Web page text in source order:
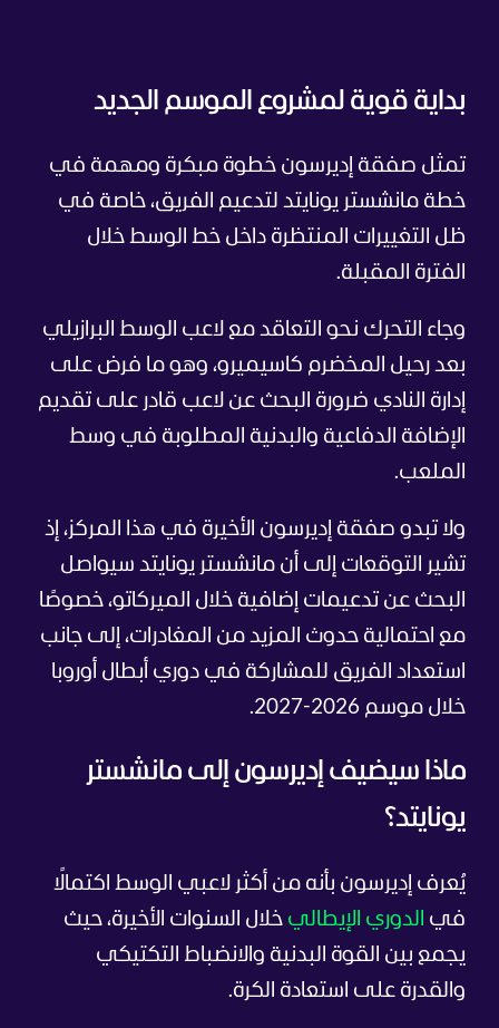
بداية قوية لمشروع الموسم الجديد
تمثل صفقة إديرسون خطوة مبكرة ومهمة في
خطة مانشستر يونايتد لتدعيم الفريق، خاصة في
ظل التغييرات المنتظرة داخل خط الوسط خلال
الفترة المقبلة.
وجاء التحرك نحو التعاقد مع لاعب الوسط البرازيلي
بعد رحيل المخضرم كاسيميرو، وهو ما فرض على
إدارة النادي ضرورة البحث عن لاعب قادر على تقديم
الإضافة الدفاعية والبدنية المطلوبة في وسط
الملعب.
ولا تبدو صفقة إديرسون الأخيرة في هذا المركز، إذ
تشير التوقعات إلى أن مانشستر يونايتد سيواصل
البحث عن تدعيمات إضافية خلال الميركاتو، خصوصًا
مع احتمالية حدوث المزيد من المغادرات، إلى جانب
استعداد الفريق للمشاركة في دوري أبطال أوروبا
خلال موسم 2026-2027.
ماذا سيضيف إديرسون إلى مانشستر
يونايتد؟
يُعرف إديرسون بأنه من أكثر لاعبي الوسط اكتمالًا
في الدوري الإيطالي خلال السنوات الأخيرة، حيث
يجمع بين القوة البدنية والانضباط التكتيكي
والقدرة على استعادة الكرة.